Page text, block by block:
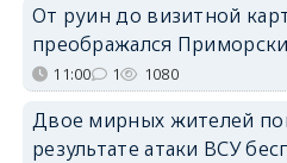
От руин до визитной
преображался
11:00 1 1080
Двое мирных жителей
результате атаки ВСУ